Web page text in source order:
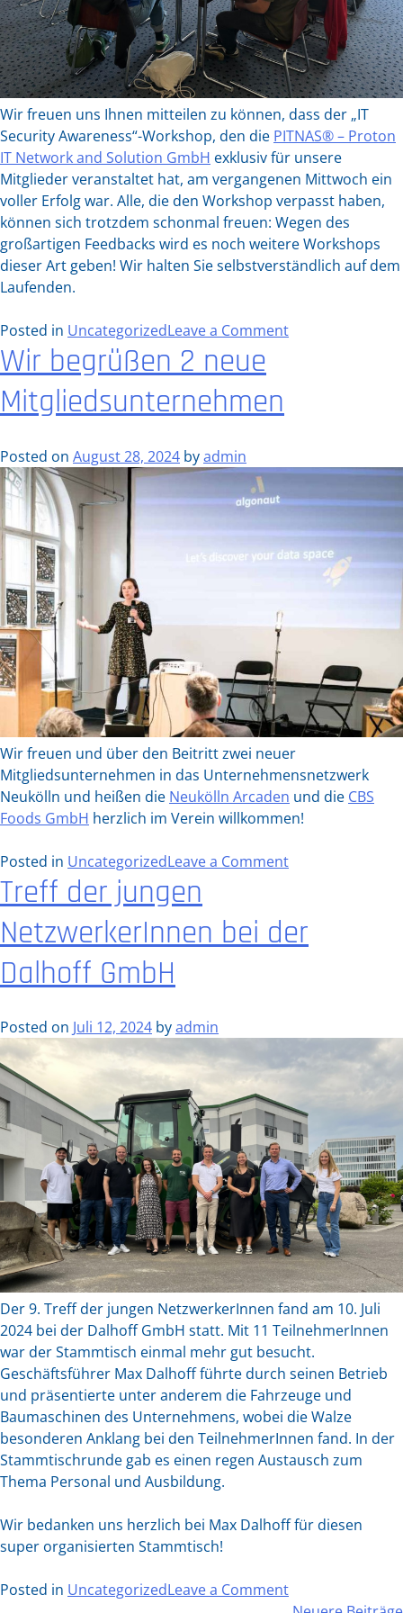
Wir freuen uns Ihnen mitteilen zu können, dass der „IT
Security Awareness“-Workshop, den die PITNAS® – Proton
IT Network and Solution GmbH exklusiv für unsere
Mitglieder veranstaltet hat, am vergangenen Mittwoch ein
voller Erfolg war. Alle, die den Workshop verpasst haben,
können sich trotzdem schonmal freuen: Wegen des
großartigen Feedbacks wird es noch weitere Workshops
dieser Art geben! Wir halten Sie selbstverständlich auf dem
Laufenden.
Posted in UncategorizedLeave a Commenton
Mitglieds
PITNAS®
Proton
Network
Solution
GmbH
Wir begrüßen 2 neue
Mitgliedsunternehmen
Posted on August 28, 2024 byadmin
Wir freuen und über den Beitritt zwei neuer
Mitgliedsunternehmen in das Unternehmensnetzwerk
Neukölln und heißen die Neukölln Arcaden und die CBS
Foods GmbH herzlich im Verein willkommen!
Posted in UncategorizedLeave a Commenton
2
neue
Treff der jungen
NetzwerkerInnen bei der
Dalhoff GmbH
Posted on Juli 12, 2024 byadmin
Der 9. Treff der jungen NetzwerkerInnen fand am 10. Juli
2024 bei der Dalhoff GmbH statt. Mit 11 TeilnehmerInnen
war der Stammtisch einmal mehr gut besucht.
Geschäftsführer Max Dalhoff führte durch seinen Betrieb
und präsentierte unter anderem die Fahrzeuge und
Baumaschinen des Unternehmens, wobei die Walze
besonderen Anklang bei den TeilnehmerInnen fand. In der
Stammtischrunde gab es einen regen Austausch zum
Thema Personal und Ausbildung.
Wir bedanken uns herzlich bei Max Dalhoff für diesen
super organisierten Stammtisch!
Posted in UncategorizedLeave a Commenton